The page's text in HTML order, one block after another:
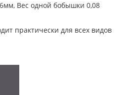
Вес одной бобышки 0,08
практически для всех видов